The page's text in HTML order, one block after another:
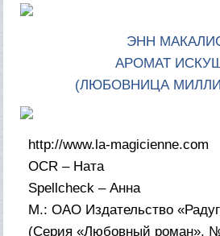
ЭНН
АРОМАТ
(ЛЮБОВНИЦА
http://www.la-magicienne.com
OCR – Ната
Spellcheck – Анна
М.: ОАО Издательство
(Серия «Любовный роман»,